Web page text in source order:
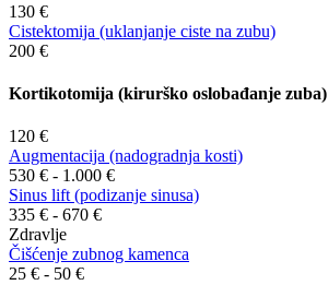
130 €
Cistektomija (uklanjanje ciste na zubu)
200 €
Kortikotomija (kirurško oslobađanje zuba)
120 €
Augmentacija (nadogradnja kosti)
530 € - 1.000 €
Sinus lift (podizanje sinusa)
335 € - 670 €
Zdravlje
Čišćenje zubnog kamenca
25 € - 50 €